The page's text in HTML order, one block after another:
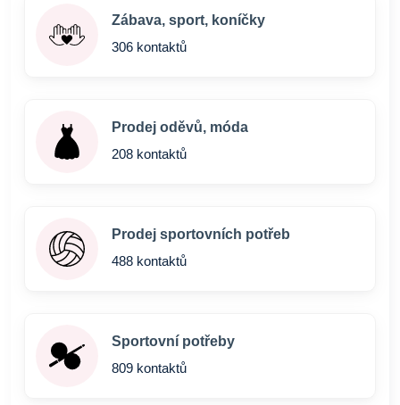
Zábava, sport, koníčky
306 kontaktů
Prodej oděvů, móda
208 kontaktů
Prodej sportovních potřeb
488 kontaktů
Sportovní potřeby
809 kontaktů